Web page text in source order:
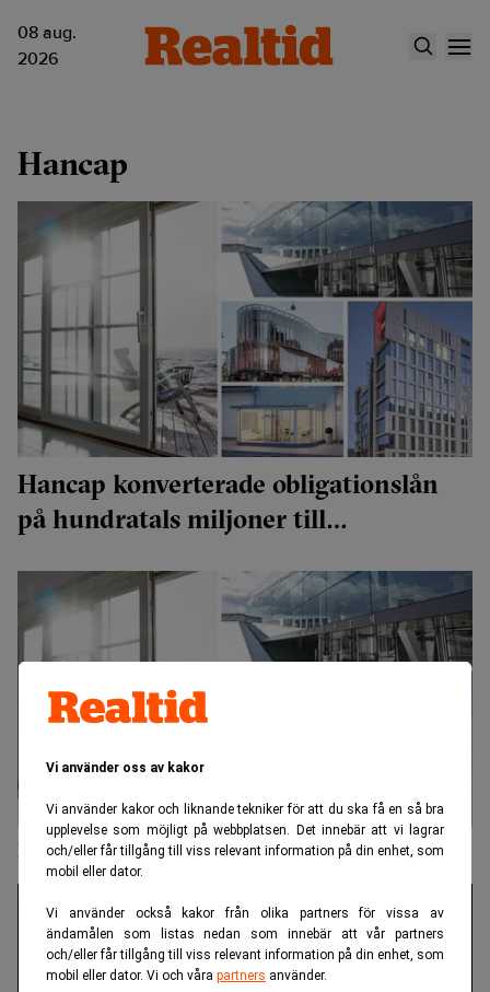
Vi använder oss av kakor
Vi använder kakor och liknande tekniker för att du ska få en så bra
upplevelse som möjligt på webbplatsen. Det innebär att vi lagrar
och/eller får tillgång till viss relevant information på din enhet, som
mobil eller dator.
Vi använder också kakor från olika partners för vissa av
ändamålen som listas nedan som innebär att vår partners
och/eller får tillgång till viss relevant information på din enhet, som
mobil eller dator. Vi och våra partners använder.
08 aug.
2026
Hancap
Hancap konverterade obligationslån
på hundratals miljoner till
Hancap under konkurshot